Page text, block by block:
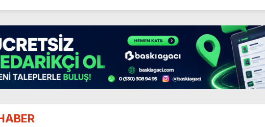
Bulundu
Yaşındaki M.A.D. Yaşadıklarını Anlattı
İçinde Darp
Gerçekleşti
Faciası
Çarptı: Sürücü Tutuklandı